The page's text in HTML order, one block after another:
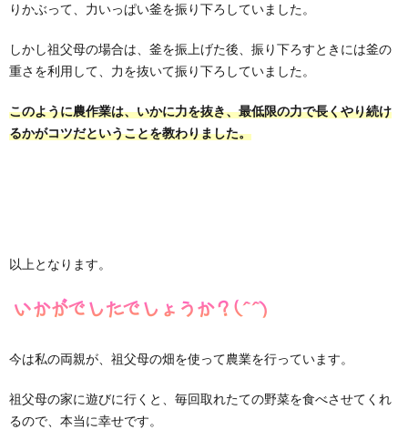
りかぶって、力いっぱい釜を振り下ろしていました。
しかし祖父母の場合は、釜を振上げた後、振り下ろすときには釜の
重さを利用して、力を抜いて振り下ろしていました。
このように農作業は、いかに力を抜き、最低限の力で長くやり続け
るかがコツだということを教わりました。
以上となります。
今は私の両親が、祖父母の畑を使って農業を行っています。
祖父母の家に遊びに行くと、毎回取れたての野菜を食べさせてくれ
るので、本当に幸せです。